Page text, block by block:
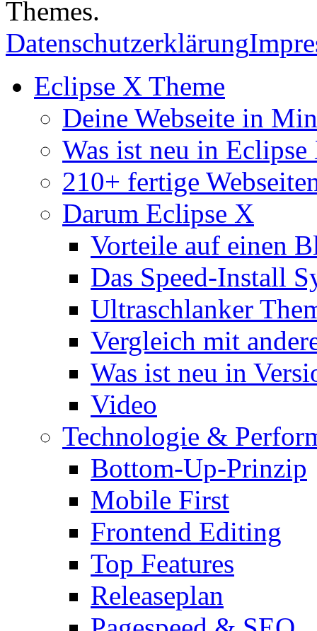
Themes.
Datenschutzerklärung
Eclipse X Theme
Deine Webseite in
Was ist neu in Eclipse
210+ fertige
Darum Eclipse X
Vorteile auf einen
Das Speed-Install
Ultraschlanker
Vergleich mit
Was ist neu in
Video
Technologie &
Bottom-Up-Prinzip
Mobile First
Frontend Editing
Top Features
Releaseplan